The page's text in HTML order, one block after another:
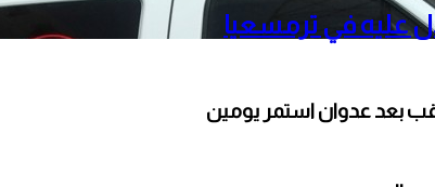
عليه في ترمسعيا
بعد عدوان استمر يومين